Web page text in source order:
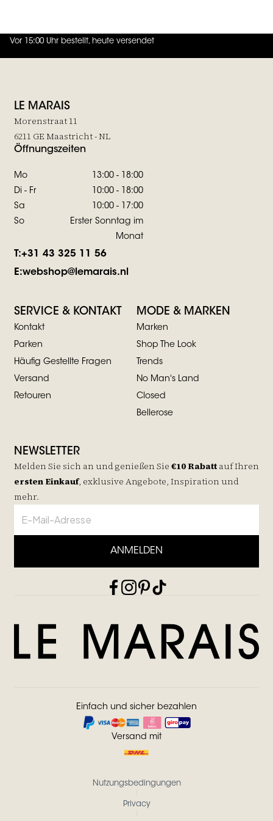
Vor 15:00 Uhr bestellt, heute versendet
4.7 von5 (130 Bewertungen
LE MARAIS
Morenstraat 11
6211 GE Maastricht - NL
Öffnungszeiten
Mo
13:00 - 18:00
Di - Fr
10:00 - 18:00
Sa
10:00 - 17:00
So
Erster Sonntag im
Monat
T:+31 43 325 11 56
E:webshop@lemarais.nl
SERVICE & KONTAKT
Kontakt
Parken
Häufig Gestellte Fragen
Versand
Retouren
MODE & MARKEN
Marken
Shop The Look
Trends
No Man's Land
Closed
Bellerose
NEWSLETTER
Melden Sie sich an und genießen Sie €10 Rabatt aufIhren
ersten Einkauf, exklusive Angebote, Inspiration und
mehr.
ANMELDEN
Einfach und sicher bezahlen
Versand mit
Nutzungsbedingungen
Privacy